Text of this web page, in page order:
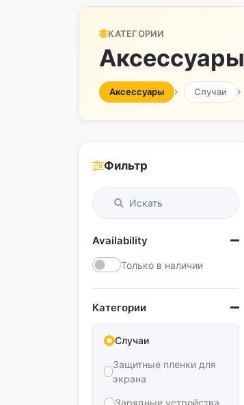
КАТЕГОРИИ
Аксессуары
Аксессуары Случаи
Фильтр
Availability
Только в наличии
Категории
Случаи
Защитные пленки для
экрана
Зарядные устройства